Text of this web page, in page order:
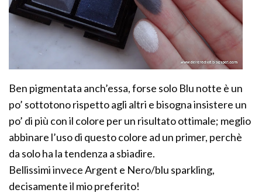
Ben pigmentata anch’essa, forse solo Blu notte è un
po’ sottotono rispetto agli altri e bisogna insistere un
po’ di più con il colore per un risultato ottimale; meglio
abbinare l’uso di questo colore ad un primer, perchè
da solo ha la tendenza a sbiadire.
Bellissimi invece Argent e Nero/blu sparkling,
decisamente il mio preferito!